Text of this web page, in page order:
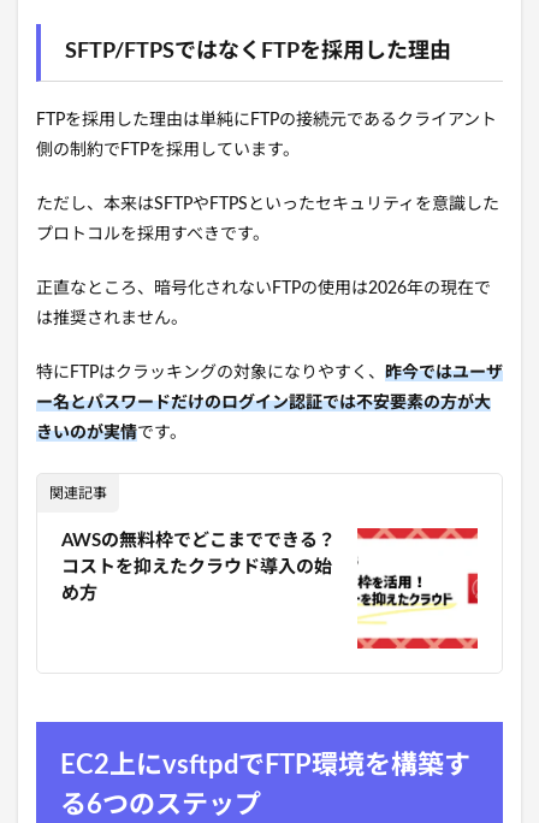
SFTP/FTPSではなくFTPを採用した理由
FTPを採用した理由は単純にFTPの接続元であるクライアント
側の制約でFTPを採用しています。
ただし、本来はSFTPやFTPSといったセキュリティを意識した
プロトコルを採用すべきです。
正直なところ、暗号化されないFTPの使用は2026年の現在で
は推奨されません。
特にFTPはクラッキングの対象になりやすく、 昨今ではユーザ
ー名とパスワードだけのログイン認証では不安要素の方が大
きいのが実情です。
関連記事
AWSの無料枠でどこまでできる？
コストを抑えたクラウド導入の始
め方
EC2上にvsftpdでFTP環境を構築す
る6つのステップ